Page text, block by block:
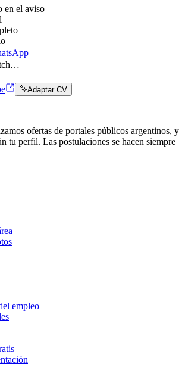
en el aviso
Adaptar CV
ofertas de portales públicos argentinos, y
tu perfil. Las postulaciones se hacen siempre
empleo